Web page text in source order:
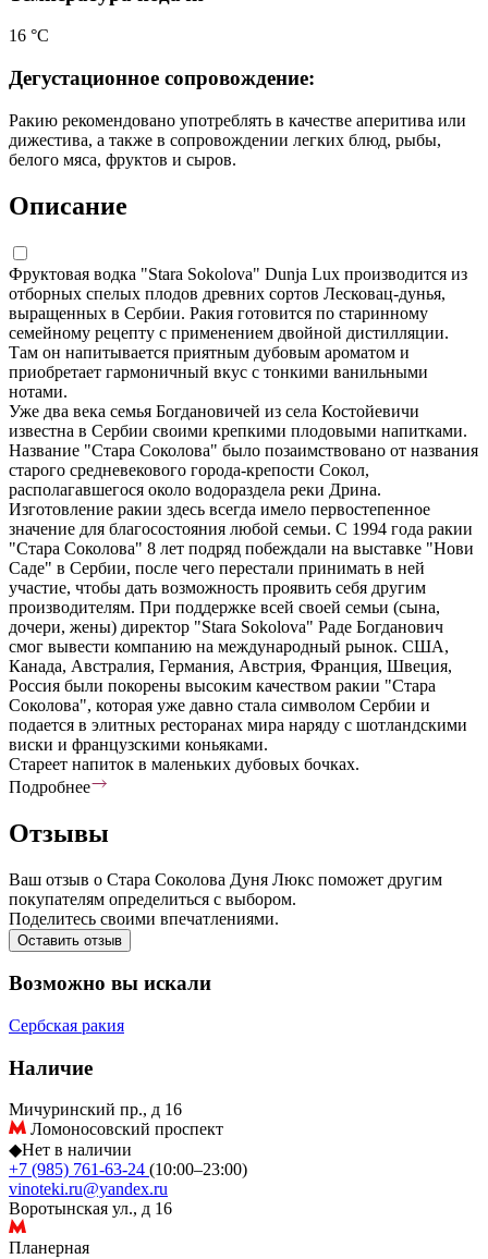
16 °C
Дегустационное сопровождение:
Ракию рекомендовано употреблять в качестве аперитива или
дижестива, а также в сопровождении легких блюд, рыбы,
белого мяса, фруктов и сыров.
Описание
Фруктовая водка "Stara Sokolova" Dunja Lux производится из
отборных спелых плодов древних сортов Лесковац-дунья,
выращенных в Сербии. Ракия готовится по старинному
семейному рецепту с применением двойной дистилляции.
Там он напитывается приятным дубовым ароматом и
приобретает гармоничный вкус с тонкими ванильными
нотами.
Уже два века семья Богдановичей из села Костойевичи
известна в Сербии своими крепкими плодовыми напитками.
Название "Стара Соколова" было позаимствовано от названия
старого средневекового города-крепости Сокол,
располагавшегося около водораздела реки Дрина.
Изготовление ракии здесь всегда имело первостепенное
значение для благосостояния любой семьи. С 1994 года ракии
"Стара Соколова" 8 лет подряд побеждали на выставке "Нови
Саде" в Сербии, после чего перестали принимать в ней
участие, чтобы дать возможность проявить себя другим
производителям. При поддержке всей своей семьи (сына,
дочери, жены) директор "Stara Sokolova" Раде Богданович
смог вывести компанию на международный рынок. США,
Канада, Австралия, Германия, Австрия, Франция, Швеция,
Россия были покорены высоким качеством ракии "Стара
Соколова", которая уже давно стала символом Сербии и
подается в элитных ресторанах мира наряду с шотландскими
виски и французскими коньяками.
Стареет напиток в маленьких дубовых бочках.
Подробнее
Отзывы
Ваш отзыв о Стара Соколова Дуня Люкс поможет другим
покупателям определиться с выбором.
Поделитесь своими впечатлениями.
Оставить отзыв
Возможно вы искали
Сербская ракия
Наличие
Мичуринский пр., д 16
Ломоносовский проспект
◆Нет в наличии
+7 (985) 761-63-24 (10:00–23:00)
vinoteki.ru@yandex.ru
Воротынская ул., д 16
Планерная